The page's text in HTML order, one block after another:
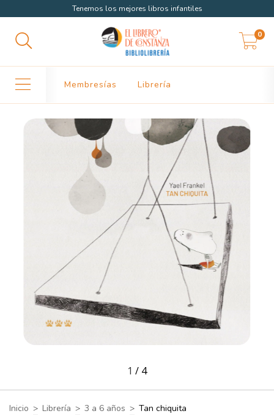
Tenemos los mejores libros infantiles
0
Membresías Librería
1 / 4
Inicio > Librería > 3 a 6 años > Tan chiquita